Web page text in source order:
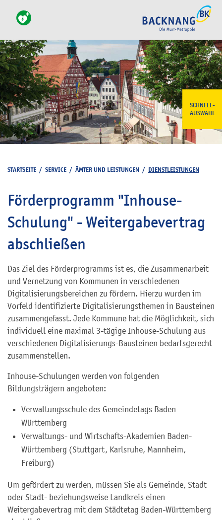
SCHNELL-
AUSWAHL
STARTSEITE / SERVICE / ÄMTER UND LEISTUNGEN / DIENSTLEISTUNGEN
Förderprogramm "Inhouse-
Schulung" - Weitergabevertrag
abschließen
Das Ziel des Förderprogramms ist es, die Zusammenarbeit
und Vernetzung von Kommunen in verschiedenen
Digitalisierungsbereichen zu fördern. Hierzu wurden im
Vorfeld identifizierte Digitalisierungsthemen in Bausteinen
zusammengefasst. Jede Kommune hat die Möglichkeit, sich
individuell eine maximal 3-tägige Inhouse-Schulung aus
verschiedenen Digitalisierungs-Bausteinen bedarfsgerecht
zusammenstellen.
Inhouse-Schulungen werden von folgenden
Bildungsträgern angeboten:
Verwaltungsschule des Gemeindetags Baden-
Württemberg
Verwaltungs- und Wirtschafts-Akademien Baden-
Württemberg (Stuttgart, Karlsruhe, Mannheim,
Freiburg)
Um gefördert zu werden, müssen Sie als Gemeinde, Stadt
oder Stadt- beziehungsweise Landkreis einen
Weitergabevertrag mit dem Städtetag Baden-Württemberg